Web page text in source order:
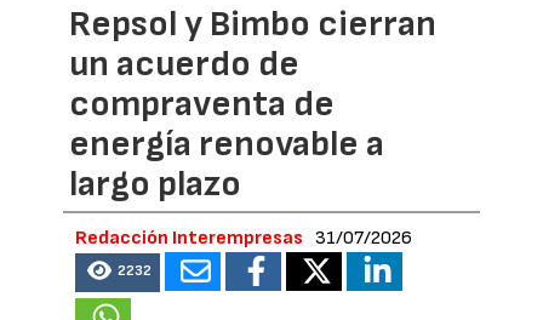
Repsol y Bimbo cierran
un acuerdo de
compraventa de
energía renovable a
largo plazo
Redacción Interempresas 31/07/2026
2232